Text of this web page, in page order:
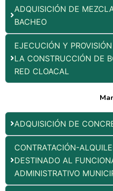
ADQUISICIÓN DE
BACHEO
EJECUCIÓN Y
LA CONSTRUCCIÓN DE
RED CLOACAL
ADQUISICIÓN DE
CONTRATACIÓN-
DESTINADO AL
ADMINISTRATIVO